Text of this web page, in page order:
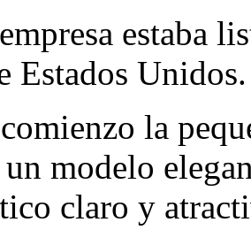
estaba
Es­tados Unidos.
la
mo­delo
claro y